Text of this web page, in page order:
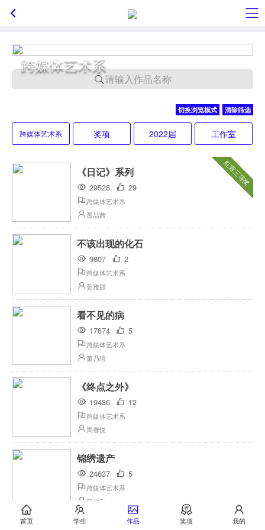
首页 学生 作品 奖项 我的
跨媒体艺术系
请输入作品名称
清除筛选
切换浏览模式
跨媒体艺术系 奖项 2022届 工作室
红宣三等奖
《日记》系列
29528 29
跨媒体艺术系
胥喆茜
不该出现的化石
9807 2
跨媒体艺术系
姜雅甜
看不见的病
17674 5
跨媒体艺术系
董乃瑄
《终点之外》
19436 12
跨媒体艺术系
周馨悦
锦绣遗产
24637 5
跨媒体艺术系
郭佳乐